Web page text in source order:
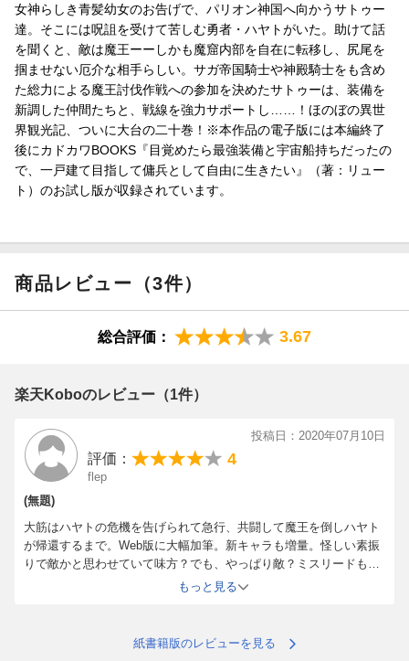
女神らしき青髪幼女のお告げで、パリオン神国へ向かうサトゥー
達。そこには呪詛を受けて苦しむ勇者・ハヤトがいた。助けて話
を聞くと、敵は魔王ーーしかも魔窟内部を自在に転移し、尻尾を
掴ませない厄介な相手らしい。サガ帝国騎士や神殿騎士をも含め
た総力による魔王討伐作戦への参加を決めたサトゥーは、装備を
新調した仲間たちと、戦線を強力サポートし……！ほのぼの異世
界観光記、ついに大台の二十巻！※本作品の電子版には本編終了
後にカドカワBOOKS『目覚めたら最強装備と宇宙船持ちだったの
で、一戸建て目指して傭兵として自由に生きたい』（著：リュー
ト）のお試し版が収録されています。
商品レビュー（3件）
総合評価： 3.67
楽天Koboのレビュー（1件）
投稿日：2020年07月10日
評価： 4
flep
(無題)
大筋はハヤトの危機を告げられて急行、共闘して魔王を倒しハヤト
が帰還するまで。Web版に大幅加筆。新キャラも増量。怪しい素振
りで敵かと思わせていて味方？でも、やっぱり敵？ミスリードも連
発。次巻はまったり編みたいだけで、はたして？
もっと見る
紙書籍版のレビューを見る